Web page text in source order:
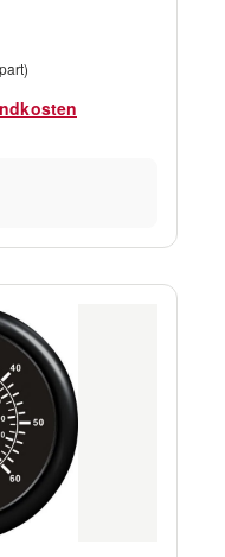
5 Meter